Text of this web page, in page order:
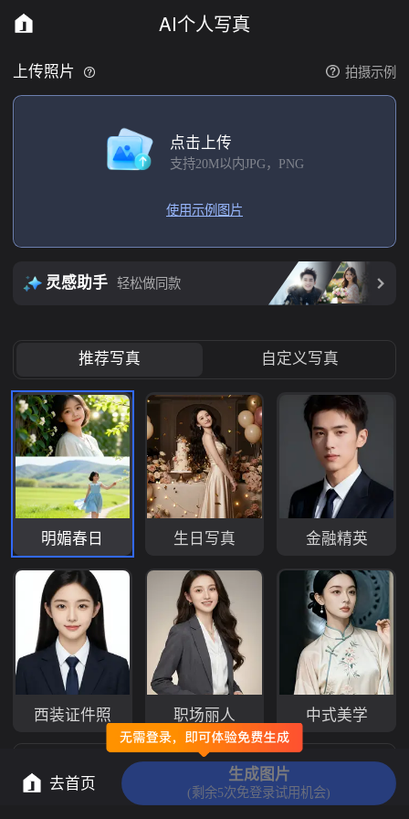
AI个人写真
上传照片 拍摄示例
点击上传
支持20M以内JPG，PNG
使用示例图片
灵感助手 轻松做同款
推荐写真 自定义写真
明媚春日 生日写真 金融精英
西装证件照 职场丽人 中式美学
展开
去首页 生成图片
(剩余5次免登录试用机会)